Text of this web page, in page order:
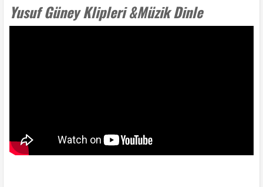
Yusuf Güney Klipleri &Müzik Dinle